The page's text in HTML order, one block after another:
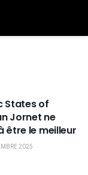
States of
Jornet ne
être le meilleur
2025